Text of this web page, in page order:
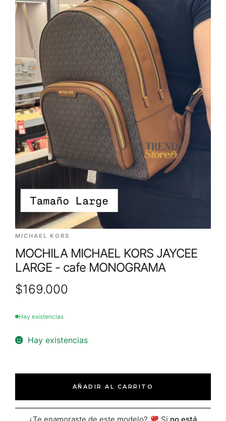
MICHAEL KORS
MOCHILA MICHAEL KORS JAYCEE
LARGE - cafe MONOGRAMA
$169.000
Hay existencias
Hay existencias
AÑADIR AL CARRITO